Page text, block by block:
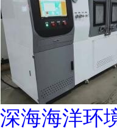
深海海洋环